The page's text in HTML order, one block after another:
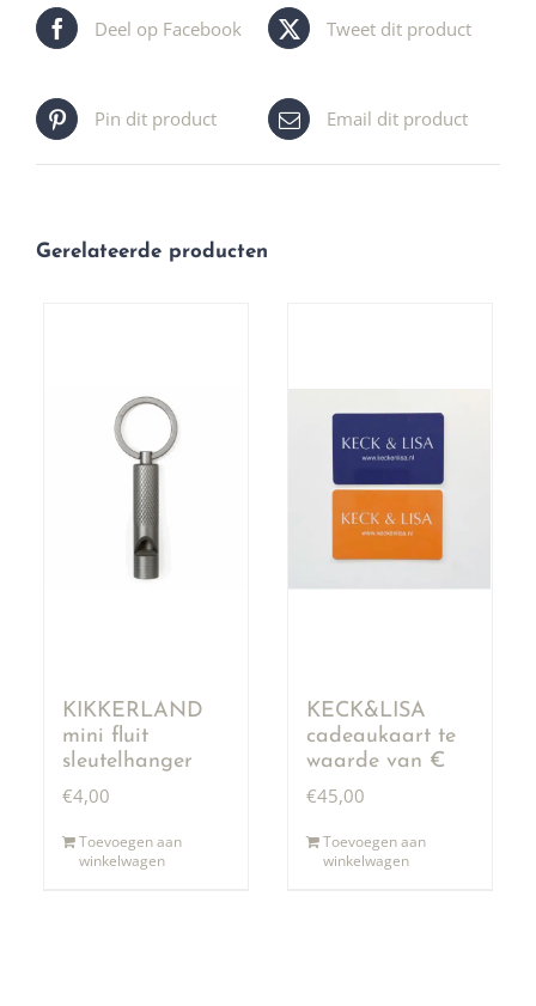
Deel op Facebook Tweet dit product
Pin dit product Email dit product
Gerelateerde producten
KIKKERLAND
mini fluit
sleutelhanger
€4,00
Toevoegen aan
winkelwagen
KECK&LISA
cadeaukaart te
waarde van €
50,00
€45,00
Toevoegen aan
winkelwagen